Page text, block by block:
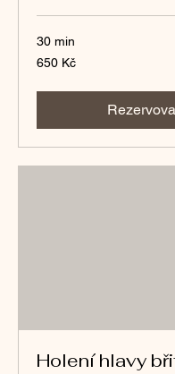
30 min
650
českých
650 Kč
Holení hlavy